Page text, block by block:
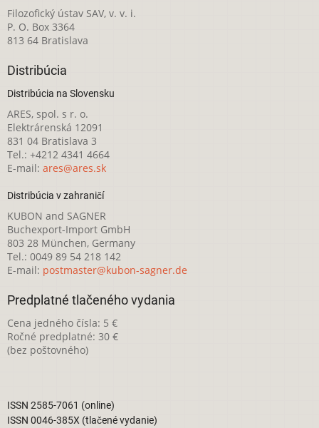
Filozofický ústav SAV, v. v. i.
P. O. Box 3364
813 64 Bratislava
Distribúcia
Distribúcia na Slovensku
ARES, spol. s r. o.
Elektrárenská 12091
831 04 Bratislava 3
Tel.: +4212 4341 4664
E-mail: ares@ares.sk
Distribúcia v zahraničí
KUBON and SAGNER
Buchexport-Import GmbH
803 28 München, Germany
Tel.: 0049 89 54 218 142
E-mail: postmaster@kubon-sagner.de
Predplatné tlačeného vydania
Cena jedného čísla: 5 €
Ročné predplatné: 30 €
(bez poštovného)
ISSN 2585-7061 (online)
ISSN 0046-385X (tlačené vydanie)